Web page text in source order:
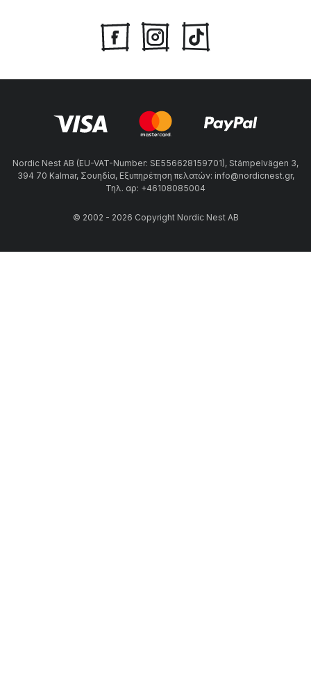
Nordic Nest AB (EU-VAT-Number: SE556628159701), Stämpelvägen 3,
394 70 Kalmar, Σουηδία, Εξυπηρέτηση πελατών: info@nordicnest.gr,
Τηλ. αρ: +46108085004
© 2002 - 2026 Copyright Nordic Nest AB